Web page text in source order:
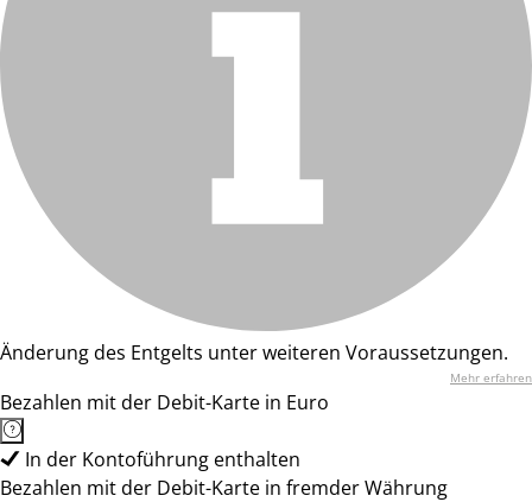
Änderung des Entgelts unter weiteren Voraussetzungen.
Mehr erfahren
Bezahlen mit der Debit-Karte in Euro
In der Kontoführung enthalten
Bezahlen mit der Debit-Karte in fremder Währung